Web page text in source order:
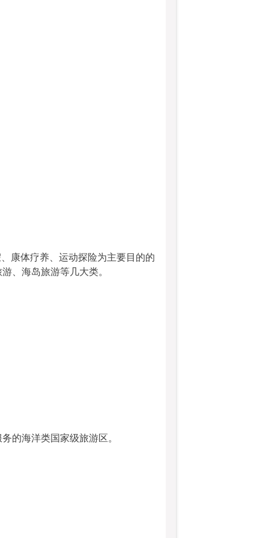
康体疗养、运动探险为主要目的的
、海岛旅游等几大类。
的海洋类国家级旅游区。